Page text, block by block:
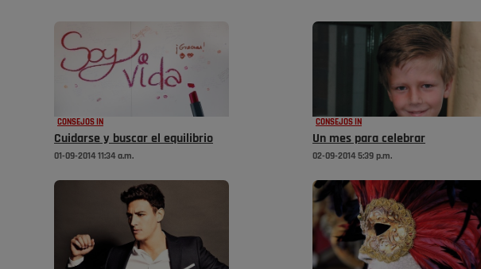
CONSEJOS IN
Cuidarse y buscar el equilibrio
01-09-2014 11:34 a.m.
CONSEJOS IN
Un mes para celebrar
02-09-2014 5:39 p.m.